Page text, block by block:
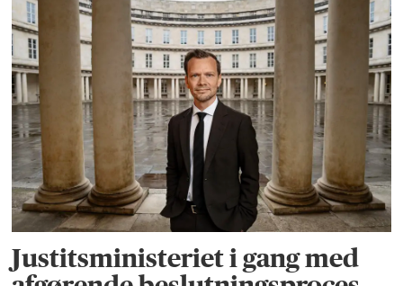
Justitsministeriet i gang med